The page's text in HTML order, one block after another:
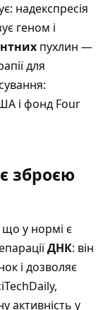
надекспресія
геном і
пухлин —
для
і фонд Four
зброєю
у нормі є
ДНК: він
і дозволяє
,
активність у